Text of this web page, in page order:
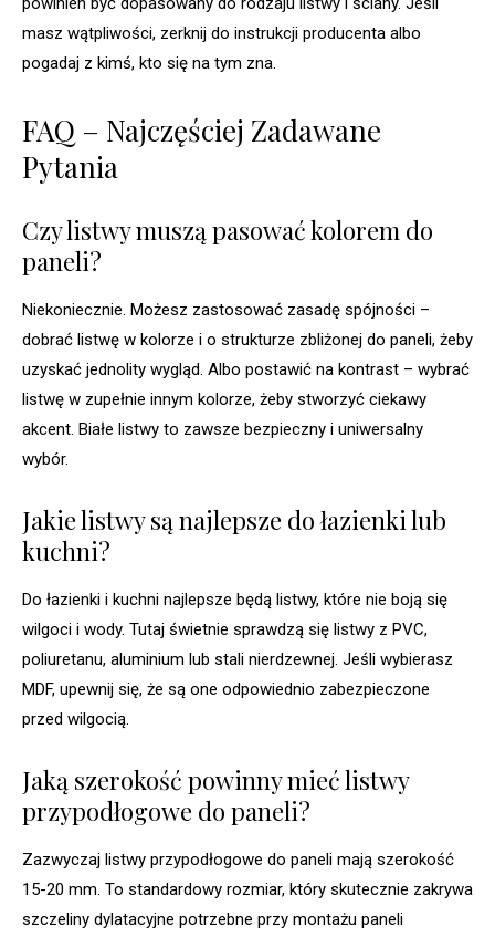
masz wątpliwości, zerknij do instrukcji producenta albo
pogadaj z kimś, kto się na tym zna.
FAQ – Najczęściej Zadawane
Pytania
Czy listwy muszą pasować kolorem do
paneli?
Niekoniecznie. Możesz zastosować zasadę spójności –
dobrać listwę w kolorze i o strukturze zbliżonej do paneli, żeby
uzyskać jednolity wygląd. Albo postawić na kontrast – wybrać
listwę w zupełnie innym kolorze, żeby stworzyć ciekawy
akcent. Białe listwy to zawsze bezpieczny i uniwersalny
wybór.
Jakie listwy są najlepsze do łazienki lub
kuchni?
Do łazienki i kuchni najlepsze będą listwy, które nie boją się
wilgoci i wody. Tutaj świetnie sprawdzą się listwy z PVC,
poliuretanu, aluminium lub stali nierdzewnej. Jeśli wybierasz
MDF, upewnij się, że są one odpowiednio zabezpieczone
przed wilgocią.
Jaką szerokość powinny mieć listwy
przypodłogowe do paneli?
Zazwyczaj listwy przypodłogowe do paneli mają szerokość
15-20 mm. To standardowy rozmiar, który skutecznie zakrywa
szczeliny dylatacyjne potrzebne przy montażu paneli